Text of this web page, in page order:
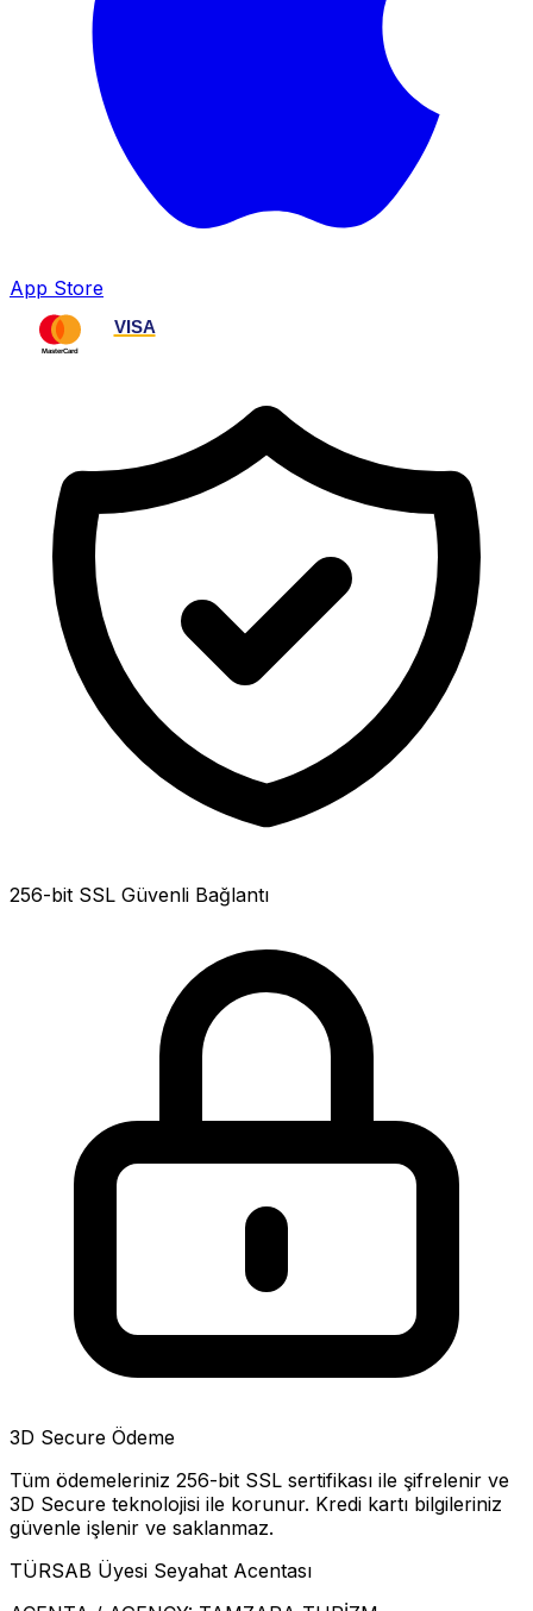
App Store
256-bit SSL Güvenli Bağlantı
3D Secure Ödeme
Tüm ödemeleriniz 256-bit SSL sertifikası ile şifrelenir ve
3D Secure teknolojisi ile korunur. Kredi kartı bilgileriniz
güvenle işlenir ve saklanmaz.
TÜRSAB Üyesi Seyahat Acentası